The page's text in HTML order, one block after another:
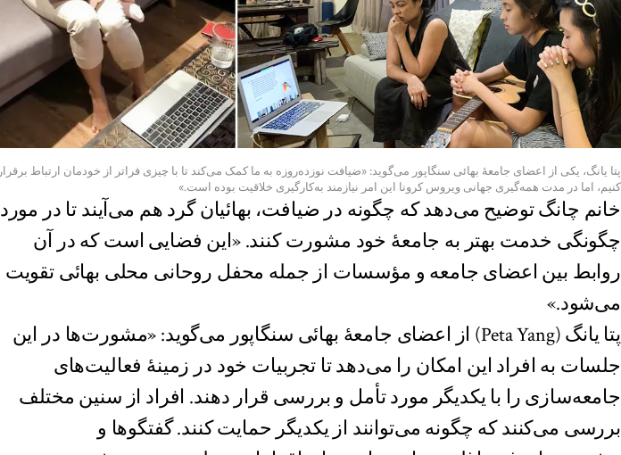
پتا یانگ، یکی از اعضای جامعهٔ بهائی سنگاپور می‌گوید: «ضیافت نوزده‌روزه به ما کمک می‌کند تا با چیزی فراتر از خودمان ارتباط برقرار
کنیم، اما در مدت همه‌گیری جهانی ویروس کرونا این امر نیازمند به‌کارگیری خلاقیت بوده است.»
خانم چانگ توضیح می‌دهد که چگونه در ضیافت، بهائیان گرد هم می‌آیند تا در مورد
چگونگی خدمت بهتر به جامعهٔ خود مشورت کنند. «این فضایی است که در آن
روابط بین اعضای جامعه و مؤسسات از جمله محفل روحانی محلی بهائی تقویت
می‌شود.»
پتا یانگ (Peta Yang) از اعضای جامعهٔ بهائی سنگاپور می‌گوید: «مشورت‌ها در این
جلسات به افراد این امکان را می‌دهد تا تجربیات خود در زمینهٔ فعالیت‌های
جامعه‌سازی را با یکدیگر مورد تأمل و بررسی قرار دهند. افراد از سنین مختلف
بررسی می‌کنند که چگونه می‌توانند از یکدیگر حمایت کنند. گفتگوها و